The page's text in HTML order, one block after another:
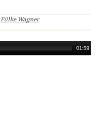
Fülke Wagner
01:59